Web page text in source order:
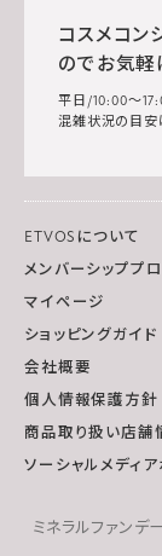
コスメコン
のでお気軽
平日/10:00～
混雑状況の目安
ETVOSについて
メンバーシッププ
マイページ
ショッピングガイド
会社概要
個人情報保護方針
商品取り扱い店舗
ソーシャルメディ
ミネラルファンデ